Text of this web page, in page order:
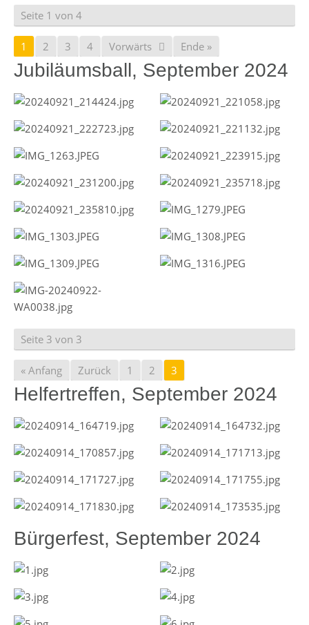
Seite 1 von 4
1 2 3 4 Vorwärts Ende »
Jubiläumsball, September 2024
Seite 3 von 3
« Anfang Zurück 1 2 3
Helfertreffen, September 2024
Bürgerfest, September 2024